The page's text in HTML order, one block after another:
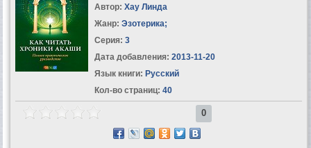
Автор: Хау Линда
Жанр: Эзотерика;
Серия: 3
Дата добавления: 2013-11-20
Язык книги: Русский
Кол-во страниц: 40
0